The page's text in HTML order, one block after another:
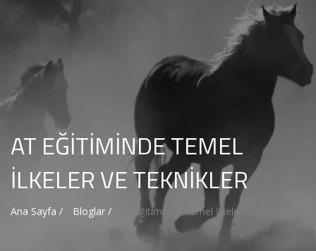
AT EĞITIMINDE TEMEL
İLKELER VE TEKNIKLER
Ana Sayfa / Bloglar / At Eğitiminde Temel İlkeler ve Teknikler